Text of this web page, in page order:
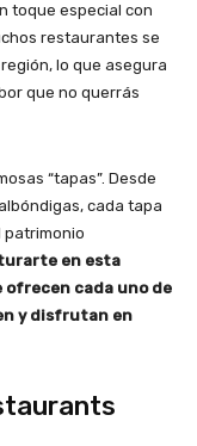
toque especial con
restaurantes se
lo que asegura
que no querrás
“tapas”. Desde
cada tapa
patrimonio
en esta
ofrecen cada uno de
y disfrutan en